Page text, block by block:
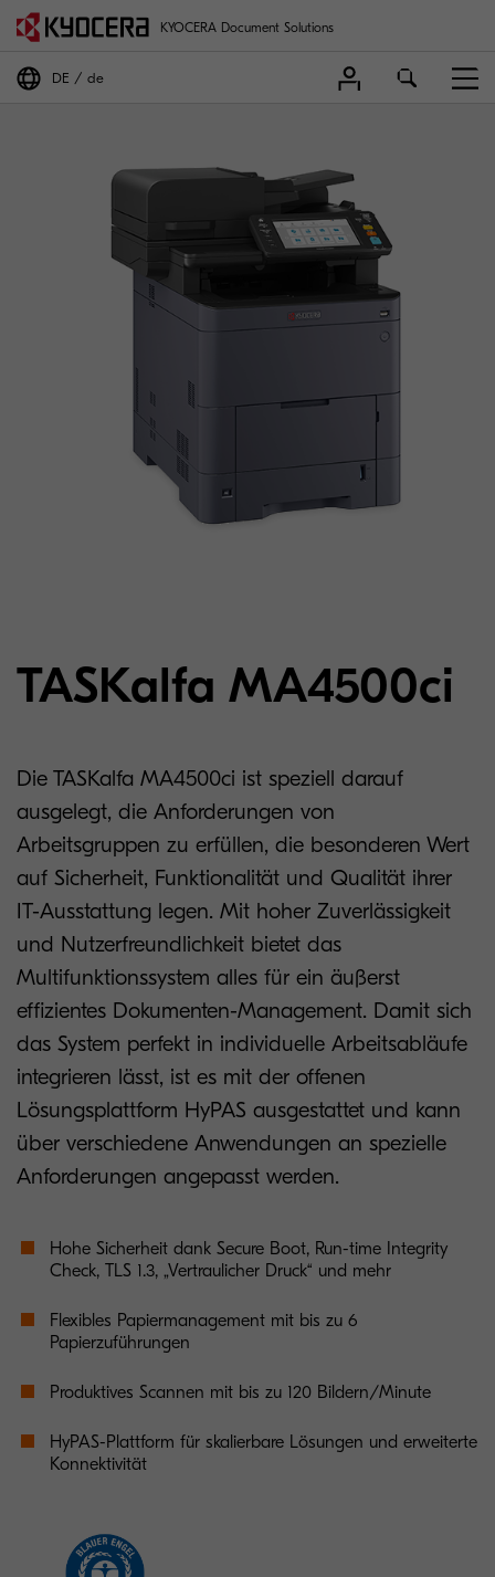
KYOCERA Document Solutions
DE de
TASKalfa MA4500ci
Die TASKalfa MA4500ci ist speziell darauf
ausgelegt, die Anforderungen von
Arbeitsgruppen zu erfüllen, die besonderen Wert
auf Sicherheit, Funktionalität und Qualität ihrer
IT-Ausstattung legen. Mit hoher Zuverlässigkeit
und Nutzerfreundlichkeit bietet das
Multifunktionssystem alles für ein äußerst
effizientes Dokumenten-Management. Damit sich
das System perfekt in individuelle Arbeitsabläufe
integrieren lässt, ist es mit der offenen
Lösungsplattform HyPAS ausgestattet und kann
über verschiedene Anwendungen an spezielle
Anforderungen angepasst werden.
Hohe Sicherheit dank Secure Boot, Run-time Integrity
Check, TLS 1.3, „Vertraulicher Druck“ und mehr
Flexibles Papiermanagement mit bis zu 6
Papierzuführungen
Produktives Scannen mit bis zu 120 Bildern/Minute
HyPAS-Plattform für skalierbare Lösungen und erweiterte
Konnektivität